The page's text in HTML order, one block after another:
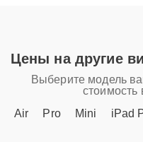
Цены на другие
Выберите модель
стоимость
Air
Pro Mini iPad